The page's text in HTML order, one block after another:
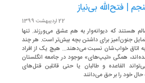
بی‌نیاز
که دیوانه‌وار به هم عشق می‌ورزند. تنها
برای داشتن بچه بیش‌تر است. هر چند
نسبت می‌دهند... هیچ یک از افراد
«تیپ‌های» موجود در جامعه انگلستان
و طالبان یا حتی قاتلین قتل‌های
را بر حق می‌دانند